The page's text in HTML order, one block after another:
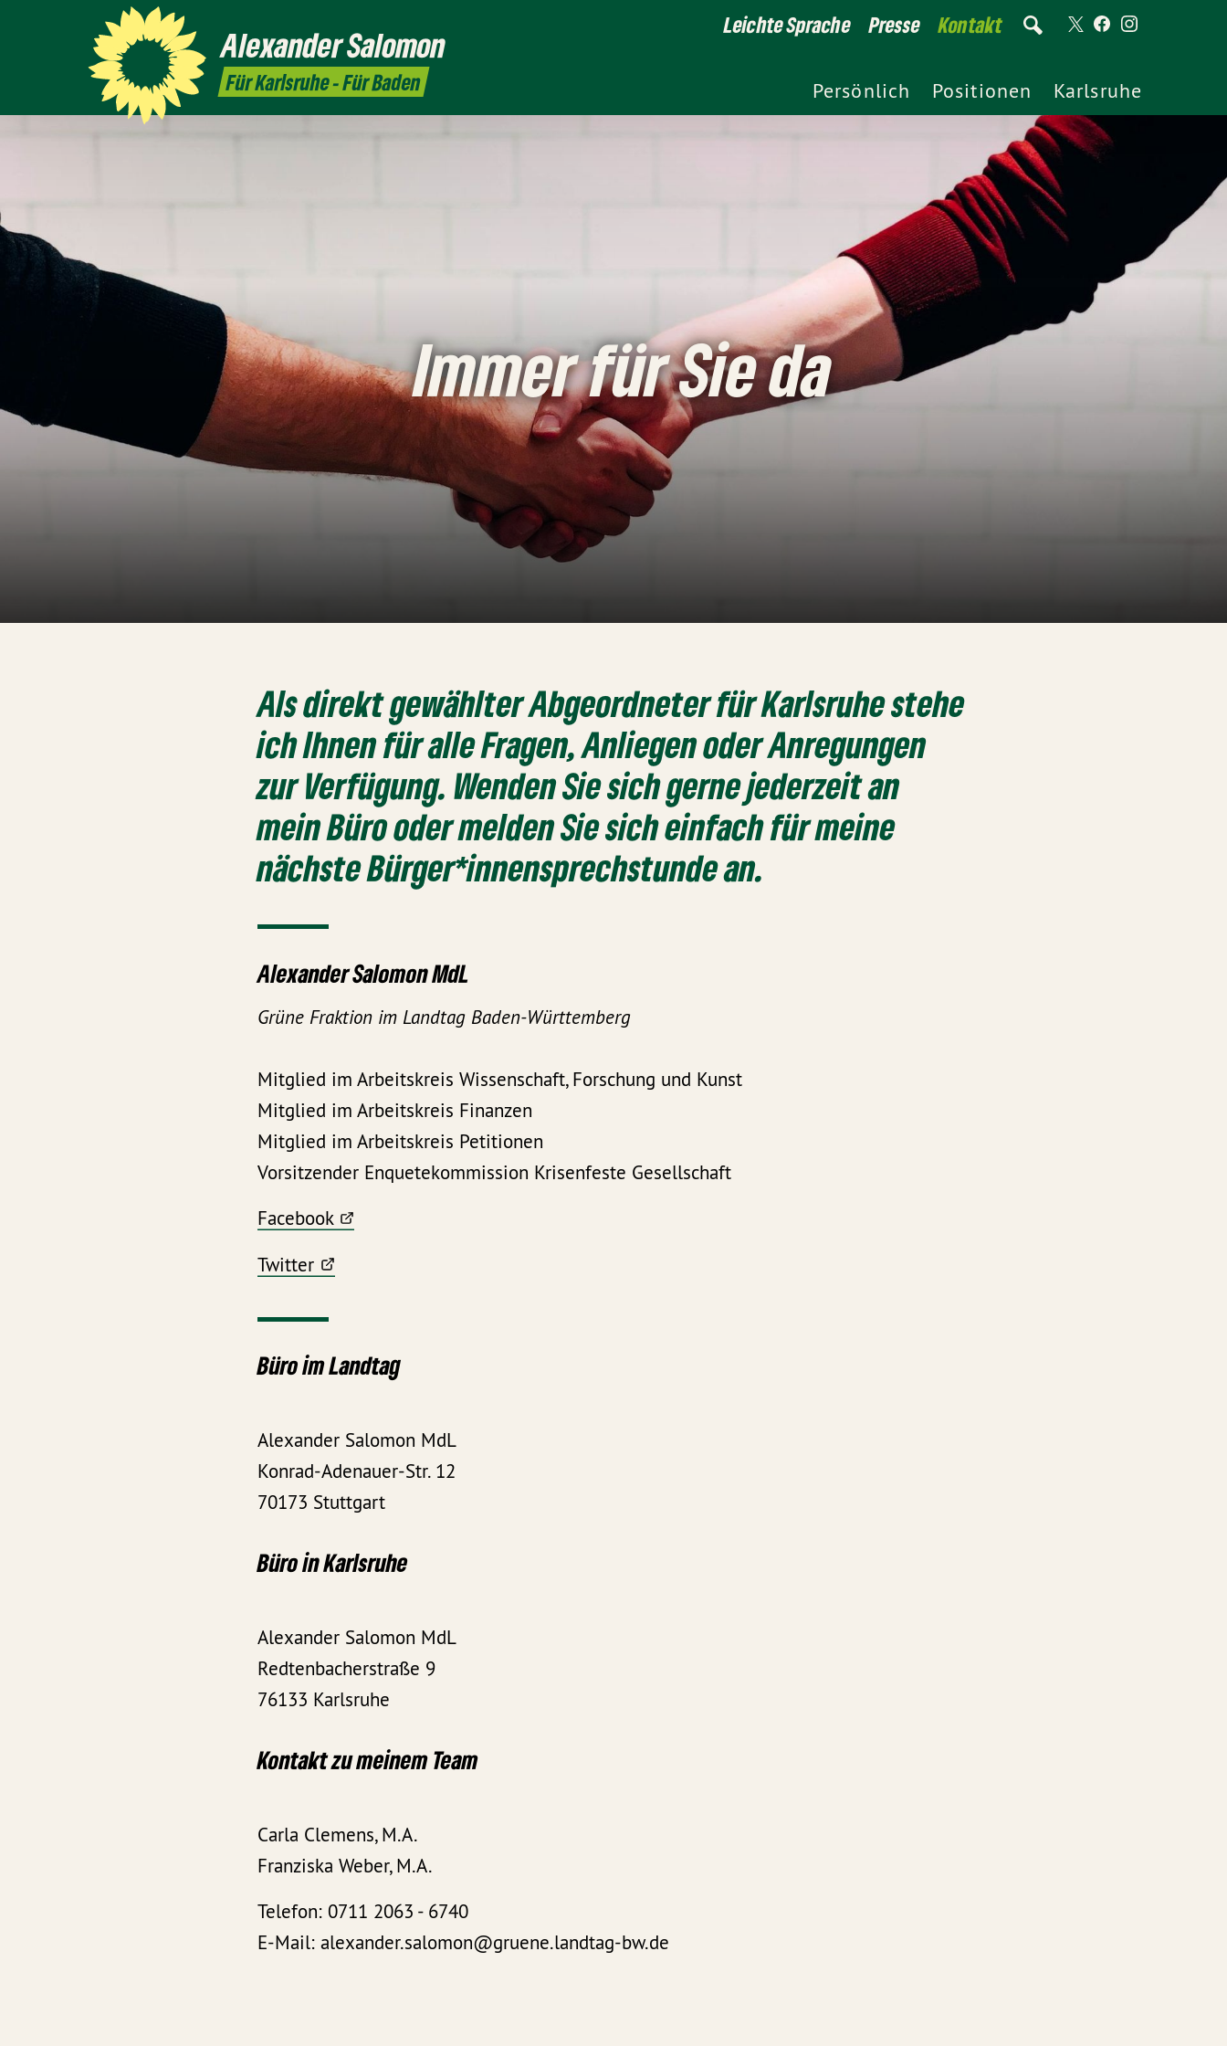
AlexanderSalomon
Für Karlsruhe - Für Baden
Leichte Sprache Presse Kontakt
Persönlich Positionen Karlsruhe
Immer für Sie da
Alsdirekt gewählter Abgeordneter für Karlsruhestehe
ich Ihnen für alle Fragen, Anliegen oder Anregungen
zur Verfügung.Wenden Sie sich gerne jederzeit an
mein Bürooder melden Sie sich einfach für meine
nächste Bürger*innen­sprechstunde an.
Alexander Salomon MdL
Grüne Fraktion im Landtag Baden-Württemberg
Mitglied im Arbeitskreis Wissenschaft, Forschung und Kunst
Mitglied im Arbeitskreis Finanzen
Mitglied im Arbeitskreis Petitionen
Vorsitzender Enquetekommission Krisenfeste Gesellschaft
Facebook
Twitter
Büro im Landtag
Alexander Salomon MdL
Konrad-Adenauer-Str. 12
70173 Stuttgart
Büro in Karlsruhe
Alexander Salomon MdL
Redtenbacherstraße 9
76133 Karlsruhe
Kontakt zu meinem Team
Carla Clemens, M.A.
Franziska Weber, M.A.
Telefon: 0711 2063 - 6740
E-Mail: alexander.salomon@gruene.landtag-bw.de